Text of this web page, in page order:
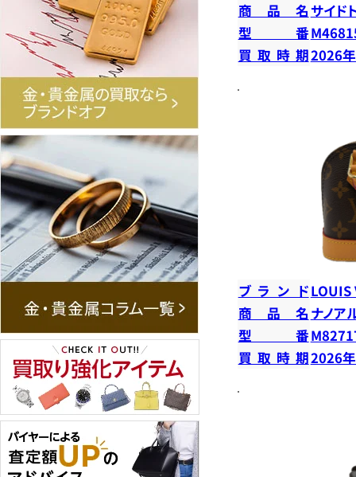
商品名 サイド
型番
買取時期2026
ブランドLOUIS
商品名 ナノア
型番
買取時期2026